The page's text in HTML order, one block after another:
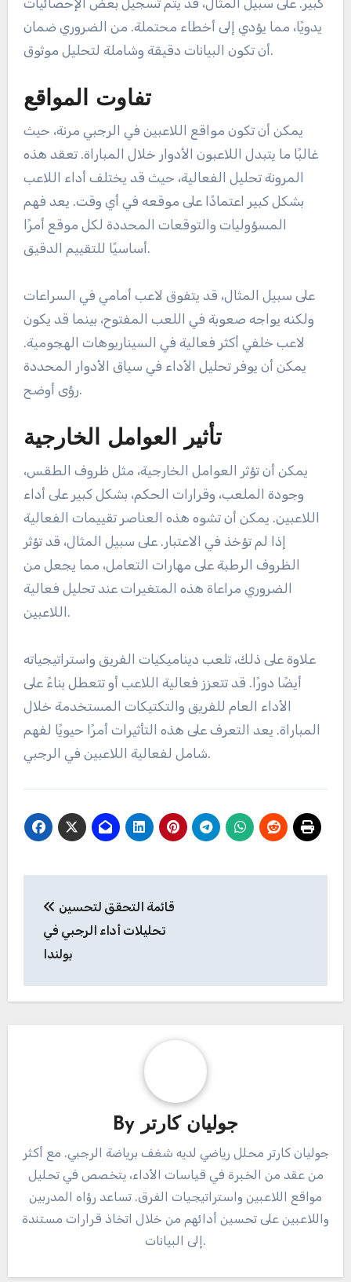
كبير. على سبيل المثال، قد يتم تسجيل بعض الإحصائيات
يدويًا، مما يؤدي إلى أخطاء محتملة. من الضروري ضمان
أن تكون البيانات دقيقة وشاملة لتحليل موثوق.
تفاوت المواقع
يمكن أن تكون مواقع اللاعبين في الرجبي مرنة، حيث
غالبًا ما يتبدل اللاعبون الأدوار خلال المباراة. تعقد هذه
المرونة تحليل الفعالية، حيث قد يختلف أداء اللاعب
بشكل كبير اعتمادًا على موقعه في أي وقت. يعد فهم
المسؤوليات والتوقعات المحددة لكل موقع أمرًا
أساسيًا للتقييم الدقيق.
على سبيل المثال، قد يتفوق لاعب أمامي في السراعات
ولكنه يواجه صعوبة في اللعب المفتوح، بينما قد يكون
لاعب خلفي أكثر فعالية في السيناريوهات الهجومية.
يمكن أن يوفر تحليل الأداء في سياق الأدوار المحددة
رؤى أوضح.
تأثير العوامل الخارجية
يمكن أن تؤثر العوامل الخارجية، مثل ظروف الطقس،
وجودة الملعب، وقرارات الحكم، بشكل كبير على أداء
اللاعبين. يمكن أن تشوه هذه العناصر تقييمات الفعالية
إذا لم تؤخذ في الاعتبار. على سبيل المثال، قد تؤثر
الظروف الرطبة على مهارات التعامل، مما يجعل من
الضروري مراعاة هذه المتغيرات عند تحليل فعالية
اللاعبين.
علاوة على ذلك، تلعب ديناميكيات الفريق واستراتيجياته
أيضًا دورًا. قد تتعزز فعالية اللاعب أو تتعطل بناءً على
الأداء العام للفريق والتكتيكات المستخدمة خلال
المباراة. يعد التعرف على هذه التأثيرات أمرًا حيويًا لفهم
شامل لفعالية اللاعبين في الرجبي.
navigation
تحليلات أداء الرجبي في
بولندا
By جوليان كارتر
جوليان كارتر محلل رياضي لديه شغف برياضة الرجبي. مع أكثر
من عقد من الخبرة في قياسات الأداء، يتخصص في تحليل
مواقع اللاعبين واستراتيجيات الفرق. تساعد رؤاه المدربين
واللاعبين على تحسين أدائهم من خلال اتخاذ قرارات مستندة
إلى البيانات.